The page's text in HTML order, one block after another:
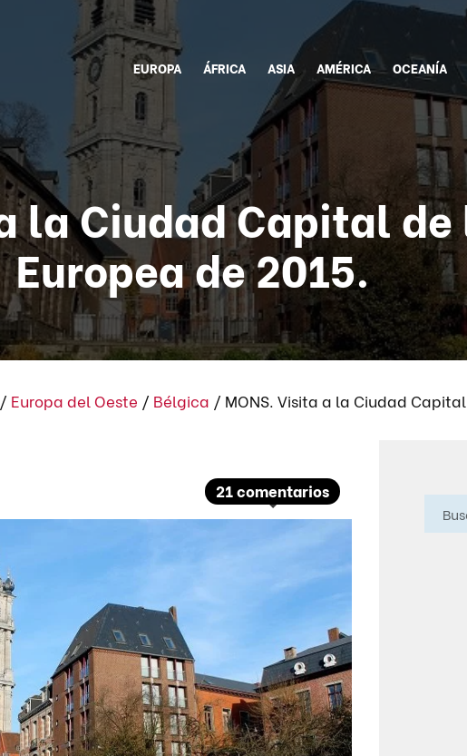
EUROPA ÁFRICA ASIA AMÉRICA OCEANÍA
la Ciudad Capital
Europea de 2015.
/ Europa del Oeste / Bélgica / MONS. Visita a la Ciudad
21 comentarios